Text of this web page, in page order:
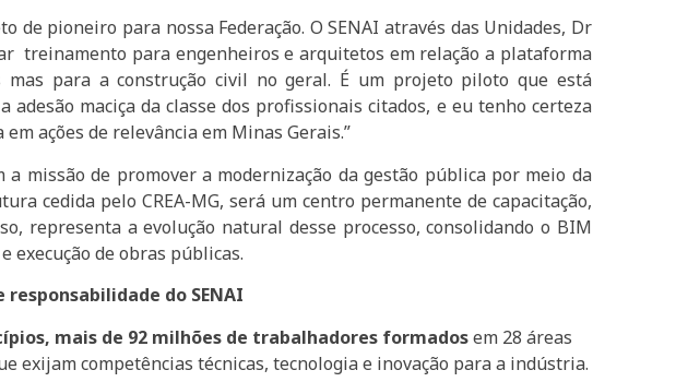
pioneiro para nossa Federação. O SENAI através das Unidades, Dr
treinamento para engenheiros e arquitetos em relação a plataforma
mas para a construção civil no geral. É um projeto piloto que está
adesão maciça da classe dos profissionais citados, e eu tenho certeza
ações de relevância em Minas Gerais.”
a missão de promover a modernização da gestão pública por meio da
cedida pelo CREA-MG, será um centro permanente de capacitação,
representa a evolução natural desse processo, consolidando o BIM
execução de obras públicas.
do SENAI
s, mais de 92 milhões de trabalhadores formadosem 28 áreas
exijam competências técnicas, tecnologia e inovação para a indústria.